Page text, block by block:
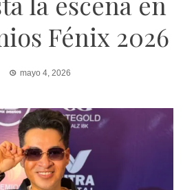
Fénix 2026
mayo 4, 2026